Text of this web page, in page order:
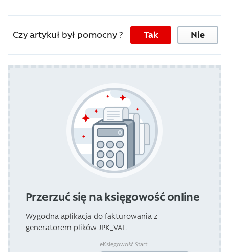
Czy artykuł był pomocny ? Tak Nie
Przerzuć się na księgowość online
Wygodna aplikacja do fakturowania z
generatorem plików JPK_VAT.
eKsięgowość Start